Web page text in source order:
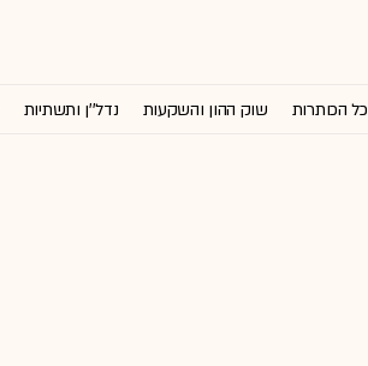
כל הכותרות שוק ההון והשקעות נדל''ן ותשתיות